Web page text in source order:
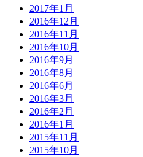
2017年1月
2016年12月
2016年11月
2016年10月
2016年9月
2016年8月
2016年6月
2016年3月
2016年2月
2016年1月
2015年11月
2015年10月